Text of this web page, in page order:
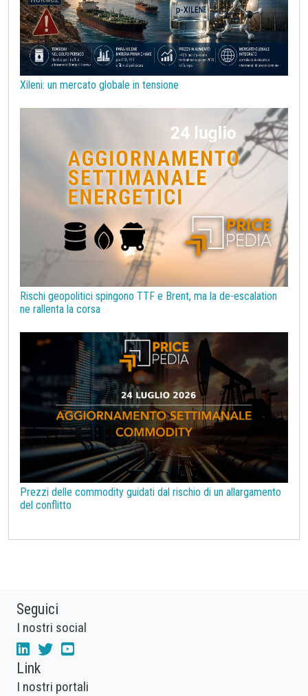
Prodotti di base per costruzioni Rame
Sanzioni UE alla Russia Semiconduttori Should Cost
Silicio Stagno Strumenti Superciclo
Tensioattivi
Termoplastiche di base
Zinco
covid19lab melamina
Xileni: un mercato globale in tensione
Rischi geopolitici spingono TTF e Brent, ma la de-escalation
ne rallenta la corsa
Prezzi delle commodity guidati dal rischio di un allargamento
del conflitto
Seguici
I nostri social
Link
I nostri portali